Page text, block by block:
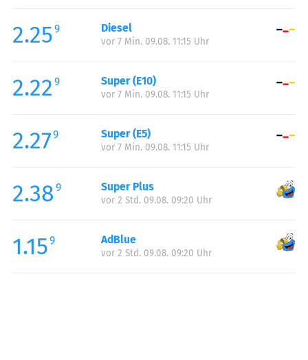
Samstag:
07:00-23:00
Sonntag:
2.259 Diesel
vor 7 Min. 09.08. 11:15 Uhr
2.22 9 Super (E10)
vor 7 Min. 09.08. 11:15 Uhr
2.279 Super (E5)
vor 7 Min. 09.08. 11:15 Uhr
2.38 9 Super Plus
vor 2 Std. 09.08. 09:20 Uhr
1.159 AdBlue
vor 2 Std. 09.08. 09:20 Uhr